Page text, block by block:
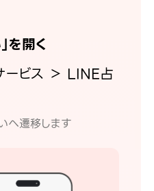
を開く
ビス ＞ LINE占
へ遷移します